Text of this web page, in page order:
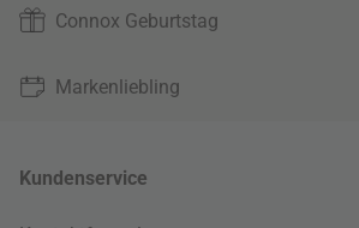
Connox Geburtstag
Markenliebling
Kundenservice